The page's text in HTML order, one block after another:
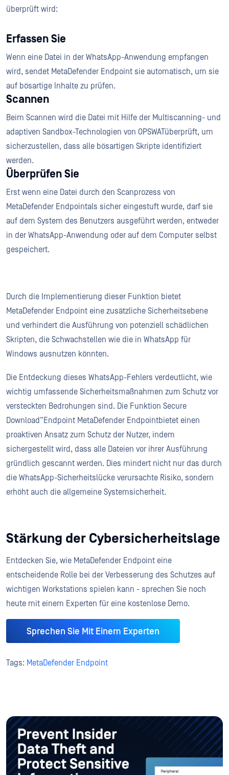
überprüft wird:
Erfassen Sie
Wenn eine Datei in der WhatsApp-Anwendung empfangen
wird, sendet MetaDefender Endpoint sie automatisch, um sie
auf bösartige Inhalte zu prüfen.
Scannen
Beim Scannen wird die Datei mit Hilfe der Multiscanning- und
adaptiven Sandbox-Technologien von OPSWATüberprüft, um
sicherzustellen, dass alle bösartigen Skripte identifiziert
werden.
Überprüfen Sie
Erst wenn eine Datei durch den Scanprozess von
MetaDefender Endpointals sicher eingestuft wurde, darf sie
auf dem System des Benutzers ausgeführt werden, entweder
in der WhatsApp-Anwendung oder auf dem Computer selbst
gespeichert.
Durch die Implementierung dieser Funktion bietet
MetaDefender Endpoint eine zusätzliche Sicherheitsebene
und verhindert die Ausführung von potenziell schädlichen
Skripten, die Schwachstellen wie die in WhatsApp für
Windows ausnutzen könnten.
Die Entdeckung dieses WhatsApp-Fehlers verdeutlicht, wie
wichtig umfassende Sicherheitsmaßnahmen zum Schutz vor
versteckten Bedrohungen sind. Die Funktion Secure
Download“Endpoint MetaDefender Endpointbietet einen
proaktiven Ansatz zum Schutz der Nutzer, indem
sichergestellt wird, dass alle Dateien vor ihrer Ausführung
gründlich gescannt werden. Dies mindert nicht nur das durch
die WhatsApp-Sicherheitslücke verursachte Risiko, sondern
erhöht auch die allgemeine Systemsicherheit.
Stärkung der Cybersicherheitslage
Entdecken Sie, wie MetaDefender Endpoint eine
entscheidende Rolle bei der Verbesserung des Schutzes auf
wichtigen Workstations spielen kann - sprechen Sie noch
heute mit einem Experten für eine kostenlose Demo.
Sprechen Sie Mit Einem Experten
Tags: MetaDefender Endpoint